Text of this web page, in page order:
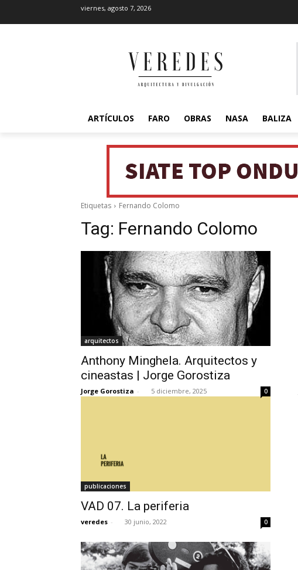
viernes, agosto 7, 2026
ARTÍCULOS FARO OBRAS NASA BALIZA
Etiquetas Fernando Colomo
Tag: Fernando Colomo
arquitectos
Anthony Minghela. Arquitectos y
cineastas | Jorge Gorostiza
Jorge Gorostiza - 5 diciembre, 2025 0
publicaciones
VAD 07. La periferia
veredes - 30 junio, 2022 0